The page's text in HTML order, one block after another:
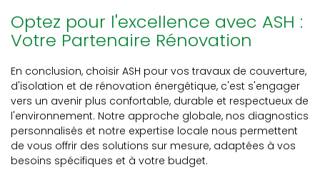
Optez pour l'excellence avec ASH :
Votre Partenaire Rénovation
En conclusion, choisir ASH pour vos travaux de couverture,
d'isolation et de rénovation énergétique, c'est s'engager
vers un avenir plus confortable, durable et respectueux de
l'environnement. Notre approche globale, nos diagnostics
personnalisés et notre expertise locale nous permettent
de vous offrir des solutions sur mesure, adaptées à vos
besoins spécifiques et à votre budget.